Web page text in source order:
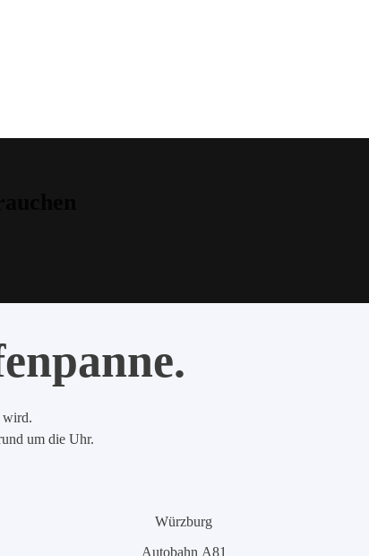
wird.
um die Uhr.
Würzburg
Autobahn A81